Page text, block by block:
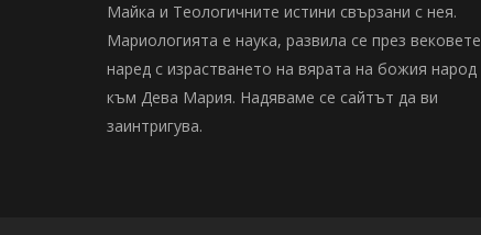
Майка и Теологичните истини свързани с нея.
Мариологията е наука, развила се през вековете
наред с израстването на вярата на божия народ
към Дева Мария. Надяваме се сайтът да ви
заинтригува.